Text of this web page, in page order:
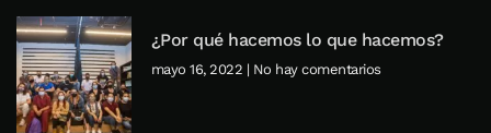
¿Por qué hacemos lo que hacemos?
mayo 16, 2022 No hay comentarios